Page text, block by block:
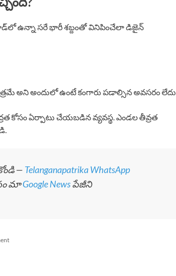
ఉన్నా సరే భారీ శబ్దంతో వినిపించేలా డిజైన్
అని అందులో ఉంటే కంగారు పడాల్సిన అవసరం లేదు.
కోసం ఏర్పాటు చేయబడిన వ్యవస్థ. ఎండల తీవ్రత
— Telanganapatrika WhatsApp
మాGoogle Newsపేజీని